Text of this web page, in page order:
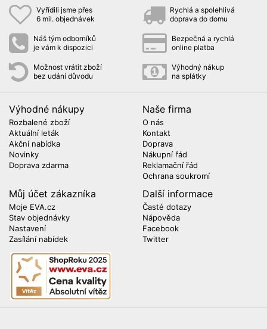
Vyřídili jsme přes
6 mil. objednávek
Rychlá a spolehlivá
doprava do domu
Náš tým odborníků
je vám k dispozici
Bezpečná a rychlá
online platba
Možnost vrátit zboží
bez udání důvodu
Výhodný nákup
na splátky
Výhodné nákupy
Rozbalené zboží
Aktuální leták
Akční nabídka
Novinky
Doprava zdarma
Naše firma
O nás
Kontakt
Doprava
Nákupní řád
Reklamační řád
Ochrana soukromí
Můj účet zákazníka
Moje EVA.cz
Stav objednávky
Nastavení
Zasílání nabídek
Další informace
Časté dotazy
Nápověda
Facebook
Twitter